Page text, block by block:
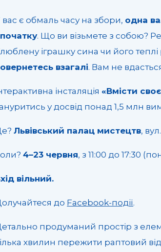
вас є обмаль часу на збори, одна
. Що ви візьмете з собою?
іграшку сина чи його теплі
взагалі. Вам не
інсталяція «Вмісти
у досвід понад 1,5 млн
Львівський палац мистецтв,
4–23 червня, з 11:00 до 17:30
вільний.
до Facebook-події.
продуманий простір з
хвилин пережити раптовий